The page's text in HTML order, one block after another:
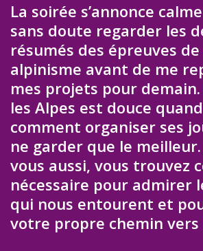
La soirée s’annonce
sans doute regarder les
résumés des épreuves
alpinisme avant de me
mes projets pour demain.
les Alpes est douce
comment organiser ses
ne garder que le meilleur.
vous aussi, vous trouvez
nécessaire pour admirer
qui nous entourent et
votre propre chemin vers